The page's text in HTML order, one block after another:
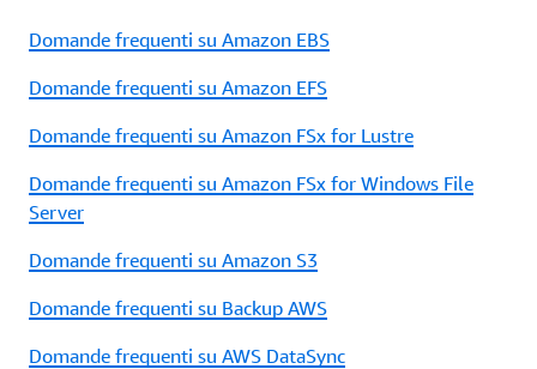
Domande frequenti su Amazon EBS
Domande frequenti su Amazon EFS
Domande frequenti su Amazon FSx for Lustre
Domande frequenti su Amazon FSx for Windows File
Server
Domande frequenti su Amazon S3
Domande frequenti su Backup AWS
Domande frequenti su AWS DataSync